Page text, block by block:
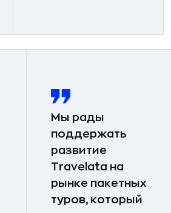
Мы рады
поддержать
развитие
Travelata на
рынке пакетных
туров, который